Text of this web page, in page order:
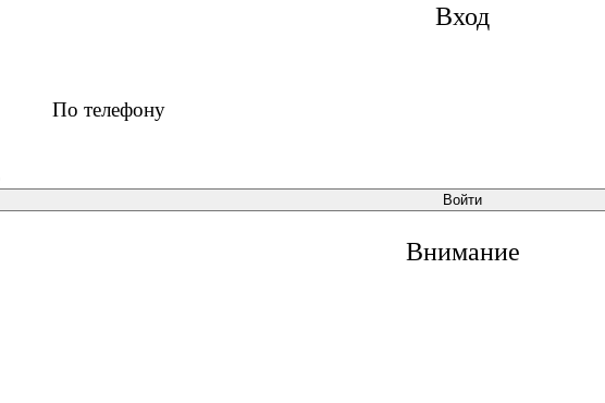
Вход
По телефону
Войти
Внимание